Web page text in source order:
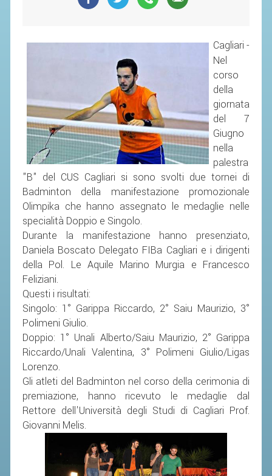
Cagliari -
Nel
corso
della
giornata
del 7
Giugno
nella
palestra
"B" del CUS Cagliari si sono svolti due tornei di
Badminton della manifestazione promozionale
Olimpika che hanno assegnato le medaglie nelle
specialità Doppio e Singolo.
Durante la manifestazione hanno presenziato,
Daniela Boscato Delegato FIBa Cagliari e i dirigenti
della Pol. Le Aquile Marino Murgia e Francesco
Feliziani.
Questi i risultati:
Singolo: 1° Garippa Riccardo, 2° Saiu Maurizio, 3°
Polimeni Giulio.
Doppio: 1° Unali Alberto/Saiu Maurizio, 2° Garippa
Riccardo/Unali Valentina, 3° Polimeni Giulio/Ligas
Lorenzo.
Gli atleti del Badminton nel corso della cerimonia di
premiazione, hanno ricevuto le medaglie dal
Rettore dell'Università degli Studi di Cagliari Prof.
Giovanni Melis.
SEGRETERIA FEDERALE
AVVISI E BANDI
CIRCOLARI
RESPONSABILITÀ SOCIALE
SAFEGUARDING
RICHIESTA PATROCINIO
GIUSTIZIA FEDERALE
REGOLAMENTI
PROVVEDIMENTI
ORGANI DI GIUSTIZIA FEDERALE
MAGLIA AZZURRA
ATLETI D'INTERESSE NAZIONALE
VOLA CON NOI
CENTRI TECNICI TERRITORIALI
TESSERAMENTO